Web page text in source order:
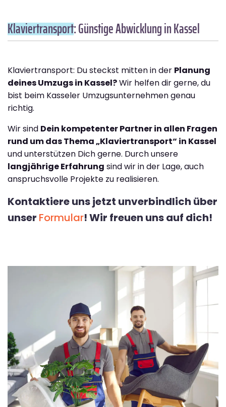
Klaviertransport: Günstige Abwicklung in Kassel
Klaviertransport: Du steckst mitten in der Planung
deines Umzugs in Kassel?Wir helfen dir gerne, du
bist beim Kasseler Umzugsunternehmen genau
richtig.
Wir sind Dein kompetenter Partner in allen Fragen
rund um das Thema „Klaviertransport“ in Kassel
und unterstützen Dich gerne. Durch unsere
langjährige Erfahrung sind wir in der Lage, auch
anspruchsvolle Projekte zu realisieren.
Kontaktiere uns jetzt unverbindlich über
unser Formular! Wir freuen uns auf dich!